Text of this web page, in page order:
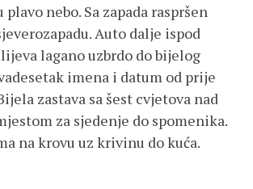
plavo nebo. Sa zapada raspršen
Auto dalje ispod
lagano uzbrdo do bijelog
imena i datum od prije
zastava sa šest cvjetova nad
za sjedenje do spomenika.
na krovu uz krivinu do kuća.